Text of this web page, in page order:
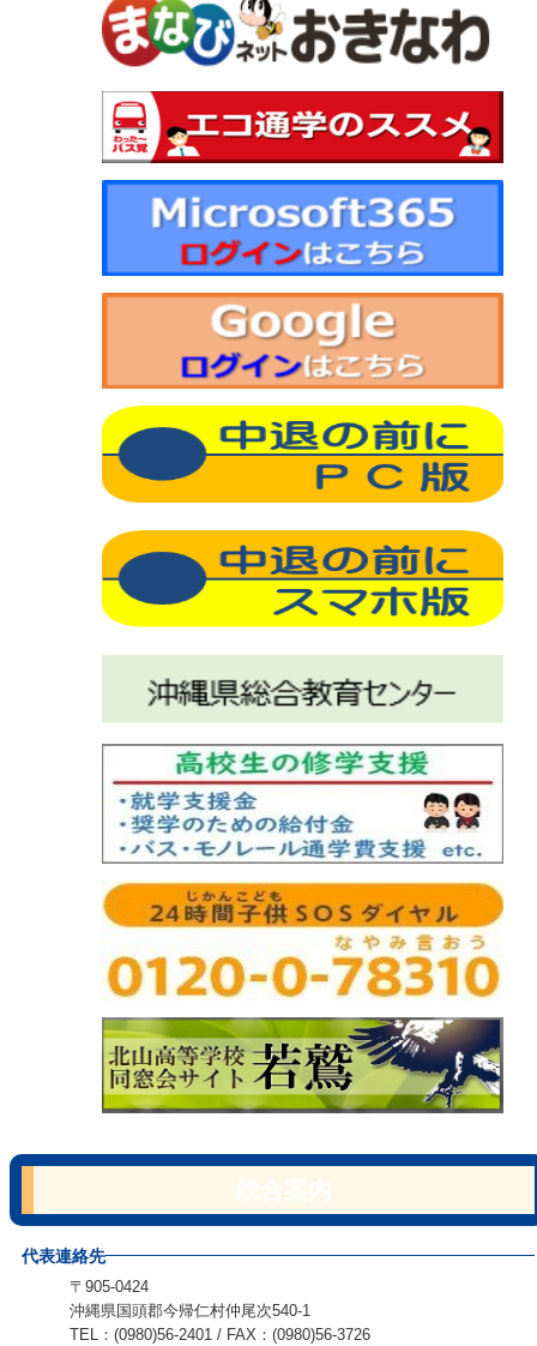
代表連絡先
〒905-0424
沖縄県国頭郡今帰仁村仲尾次540-1
TEL：(0980)56-2401 / FAX：(0980)56-3726